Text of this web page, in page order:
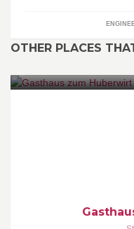
OTHER PLACES